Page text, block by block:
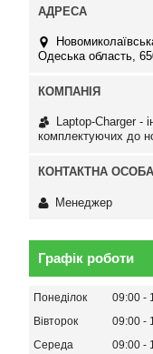
Одеська область,
Laptop-Charger -
комплектуючих до
Менеджер
Графік роботи
Понеділок 09:00
Вівторок
09:00
Середа
09:00